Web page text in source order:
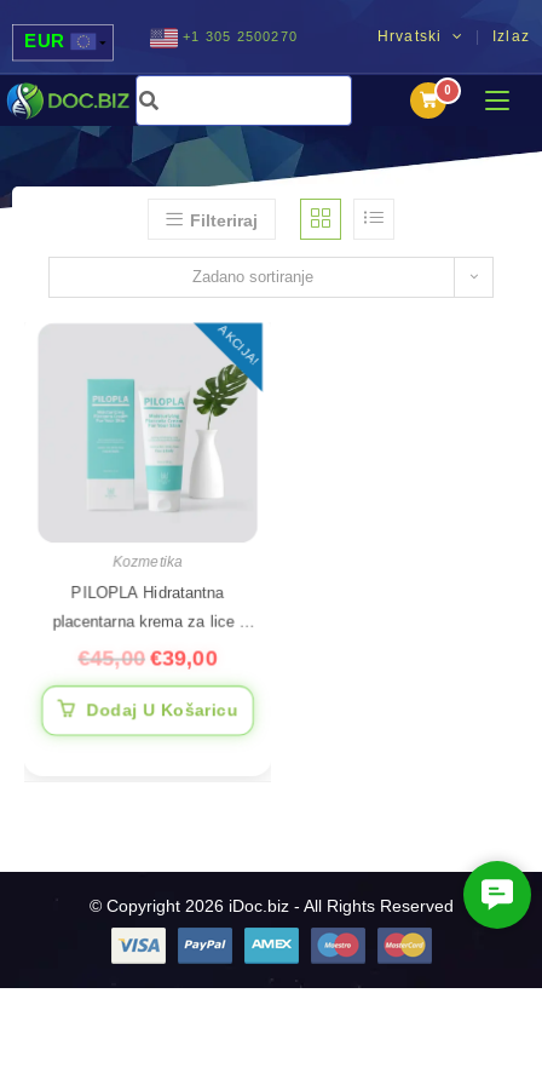
Hrvatski Izlaz
EUR
USD
UAH
+1 305 2500270
Filteriraj
Zadano sortiranje
AKCIJA!
Kozmetika
PILOPLA Hidratantna
placentarna krema za lice i
tijelo, 200 ml
€45,00 €39,00
Dodaj U Košaricu
© Copyright 2026 iDoc.biz - All Rights Reserved
C
o
t